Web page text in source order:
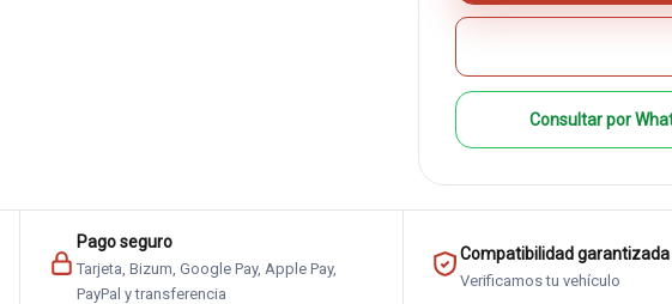
Consultar por
Pago seguro
Tarjeta, Bizum, Google Pay, Apple Pay,
PayPal y transferencia
Compatibilidad garantizada
Verificamos tu vehículo